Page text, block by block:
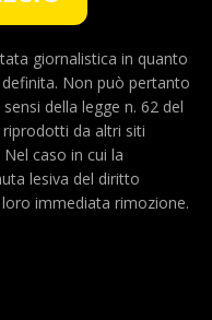
giornalistica in quanto
Non può pertanto
della legge n. 62 del
da altri siti
caso in cui la
lesiva del diritto
immediata rimozione.